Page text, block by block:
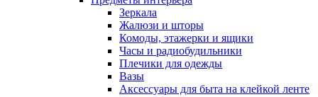
Зеркала
Жалюзи и шторы
Комоды, этажерки и ящики
Часы и радиобудильники
Плечики для одежды
Вазы
Аксессуары для быта на клейкой ленте